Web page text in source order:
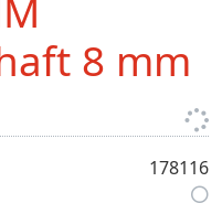
8 mm
178116